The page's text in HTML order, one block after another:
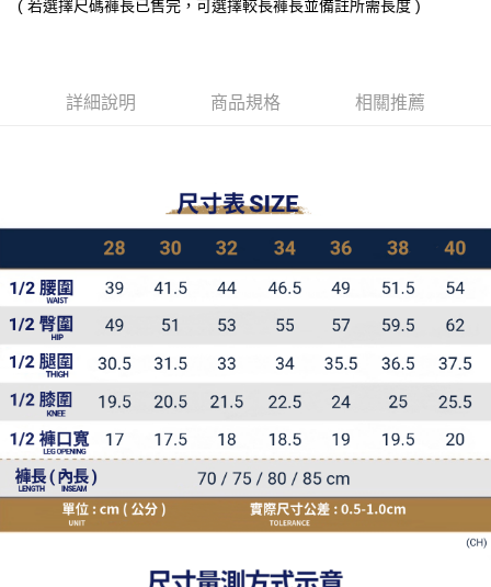
國家/地區配送 查看運費
( 若選擇尺碼褲長已售完，可選擇較長褲長並備註所需長度 )
詳細說明 商品規格 相關推薦